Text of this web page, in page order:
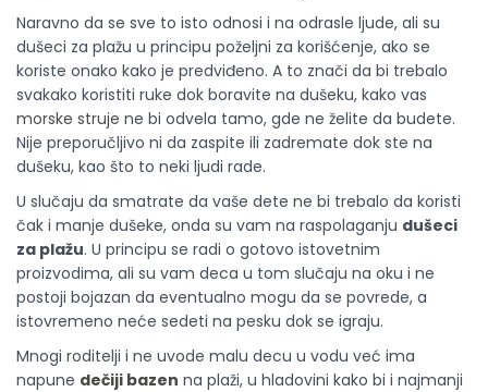
Naravno da se sve to isto odnosi i na odrasle ljude, ali su
dušeci za plažu u principu poželjni za korišćenje, ako se
koriste onako kako je predviđeno. A to znači da bi trebalo
svakako koristiti ruke dok boravite na dušeku, kako vas
morske struje ne bi odvela tamo, gde ne želite da budete.
Nije preporučljivo ni da zaspite ili zadremate dok ste na
dušeku, kao što to neki ljudi rade.
U slučaju da smatrate da vaše dete ne bi trebalo da koristi
čak i manje dušeke, onda su vam na raspolaganju dušeci
za plažu. U principu se radi o gotovo istovetnim
proizvodima, ali su vam deca u tom slučaju na oku i ne
postoji bojazan da eventualno mogu da se povrede, a
istovremeno neće sedeti na pesku dok se igraju.
Mnogi roditelji i ne uvode malu decu u vodu već ima
napune dečiji bazen na plaži, u hladovini kako bi i najmanji